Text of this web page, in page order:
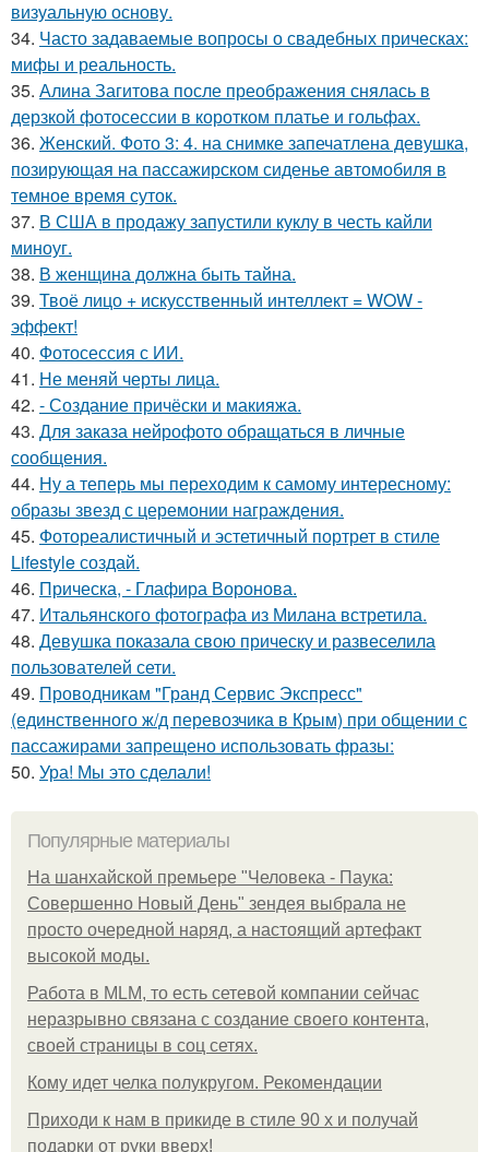
визуальную основу.
34. Часто задаваемые вопросы о свадебных прическах:
мифы и реальность.
35. Алина Загитова после преображения снялась в
дерзкой фотосессии в коротком платье и гольфах.
36. Женский. Фото 3: 4. на снимке запечатлена девушка,
позирующая на пассажирском сиденье автомобиля в
темное время суток.
37. В США в продажу запустили куклу в честь кайли
миноуг.
38. В женщина должна быть тайна.
39. Твоё лицо + искусственный интеллект = WOW -
эффект!
40. Фотосессия с ИИ.
41. Не меняй черты лица.
42. - Создание причёски и макияжа.
43. Для заказа нейрофото обращаться в личные
сообщения.
44. Ну а теперь мы переходим к самому интересному:
образы звезд с церемонии награждения.
45. Фотореалистичный и эстетичный портрет в стиле
Lifestyle создай.
46. Прическа, - Глафира Воронова.
47. Итальянского фотографа из Милана встретила.
48. Девушка показала свою прическу и развеселила
пользователей сети.
49. Проводникам "Гранд Сервис Экспресс"
(единственного ж/д перевозчика в Крым) при общении с
пассажирами запрещено использовать фразы:
50. Ура! Мы это сделали!
Популярные материалы
На шанхайской премьере "Человека - Паука:
Совершенно Новый День" зендея выбрала не
просто очередной наряд, а настоящий артефакт
высокой моды.
Работа в MLM, то есть сетевой компании сейчас
неразрывно связана с создание своего контента,
своей страницы в соц сетях.
Кому идет челка полукругом. Рекомендации
Приходи к нам в прикиде в стиле 90 х и получай
подарки от руки вверх!